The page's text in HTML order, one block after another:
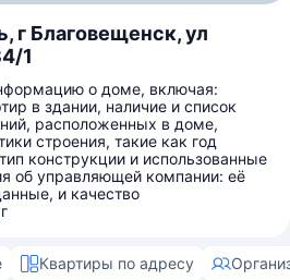
г Благовещенск, ул
1
о доме, включая:
в здании, наличие и список
расположенных в доме,
строения, такие как год
конструкции и использованные
об управляющей компании: её
и качество
Квартиры по адресу